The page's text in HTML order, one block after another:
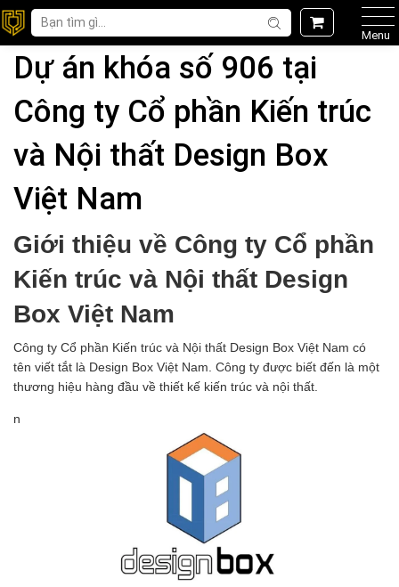
Menu
Dự án khóa số 906 tại
Công ty Cổ phần Kiến trúc
và Nội thất Design Box
Việt Nam
Giới thiệu về Công ty Cổ phần
Kiến trúc và Nội thất Design
Box Việt Nam
Công ty Cổ phần Kiến trúc và Nội thất Design Box Việt Nam có
tên viết tắt là Design Box Việt Nam. Công ty được biết đến là một
thương hiệu hàng đầu về thiết kế kiến trúc và nội thất.
n